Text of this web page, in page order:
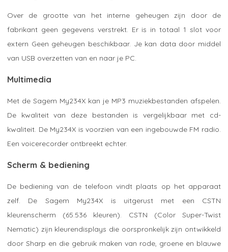
Over de grootte van het interne geheugen zijn door de
fabrikant geen gegevens verstrekt. Er is in totaal 1 slot voor
extern Geen geheugen beschikbaar. Je kan data door middel
van USB overzetten van en naar je PC.
Multimedia
Met de Sagem My234X kan je MP3 muziekbestanden afspelen.
De kwaliteit van deze bestanden is vergelijkbaar met cd-
kwaliteit. De My234X is voorzien van een ingebouwde FM radio.
Een voicerecorder ontbreekt echter.
Scherm & bediening
De bediening van de telefoon vindt plaats op het apparaat
zelf. De Sagem My234X is uitgerust met een CSTN
kleurenscherm (65.536 kleuren). CSTN (Color Super-Twist
Nematic) zijn kleurendisplays die oorspronkelijk zijn ontwikkeld
door Sharp en die gebruik maken van rode, groene en blauwe